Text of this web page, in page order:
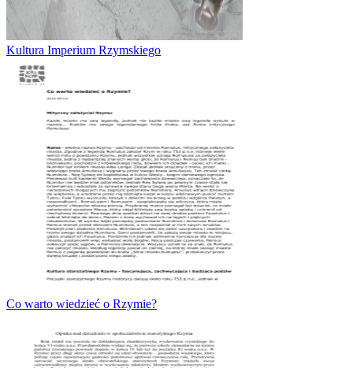
Kultura Imperium Rzymskiego
Co warto wiedzieć o Rzymie?